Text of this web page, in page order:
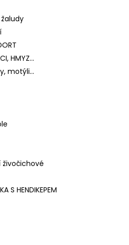
žaludy
HMYZ...
motýli...
živočichové
S HENDIKEPEM